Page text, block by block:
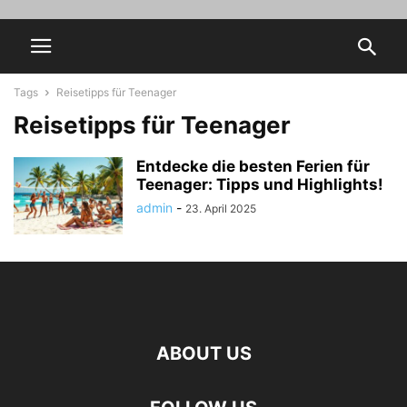
Tags Reisetipps für Teenager
Reisetipps für Teenager
Entdecke die besten Ferien für
Teenager: Tipps und Highlights!
admin - 23. April 2025
ABOUT US